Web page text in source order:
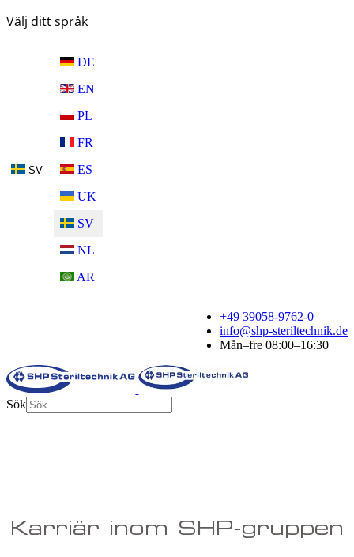
Välj ditt språk
SV
DE
EN
PL
FR
ES
UK
SV
NL
AR
+49 39058-9762-0
info@shp-steriltechnik.de
Mån–fre 08:00–16:30
Sök
Karriär inom SHP-gruppen